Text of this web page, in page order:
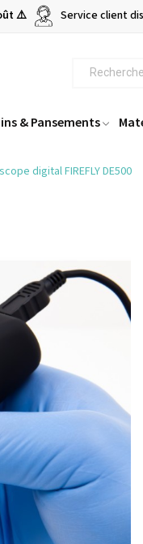
⚠️ Service client
& Pansements
digital FIREFLY DE500